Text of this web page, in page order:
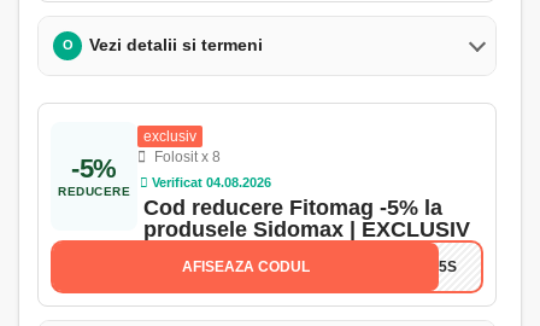
O Vezi detalii si termeni
-5%
REDUCERE
Verificat 04.08.2026
exclusiv
Folosit x 8
Cod reducere Fitomag -5% la
produsele Sidomax | EXCLUSIV
AFISEAZA CODUL ON5S